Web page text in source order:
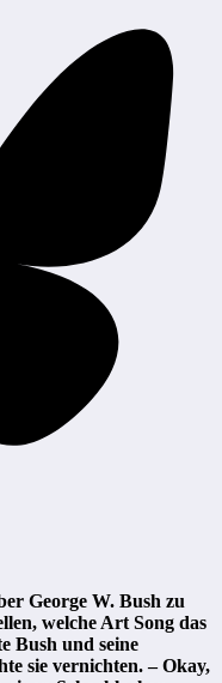
George W. Bush zu
welche Art Song das
Bush und seine
sie vernichten. – Okay,